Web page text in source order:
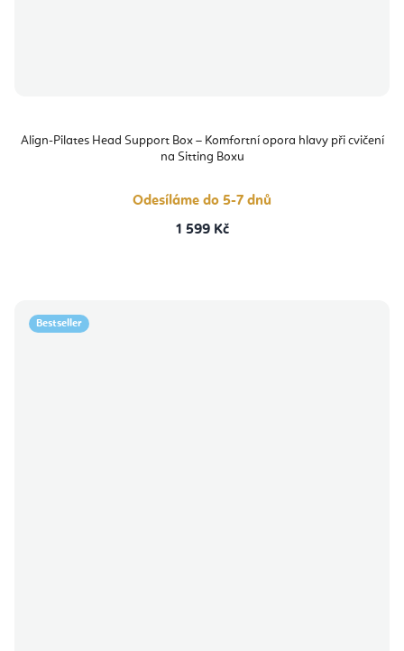
Align-Pilates Head Support Box – Komfortní opora hlavy při cvičení
na Sitting Boxu
Odesíláme do 5-7 dnů
1 599 Kč
Bestseller